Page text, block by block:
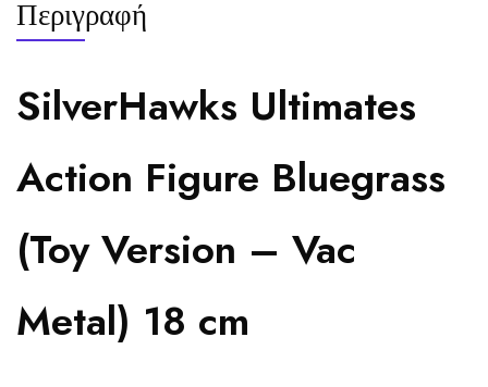
Περιγραφή
SilverHawks Ultimates
Action Figure Bluegrass
(Toy Version – Vac
Metal) 18 cm